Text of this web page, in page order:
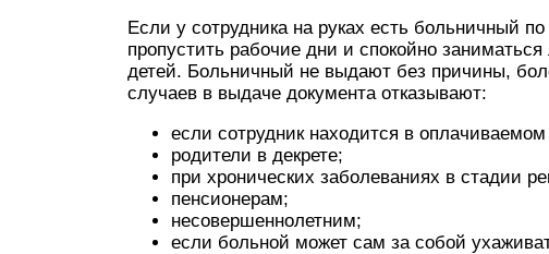
Если у сотрудника на руках есть больничный
пропустить рабочие дни и спокойно
детей. Больничный не выдают без причины,
случаев в выдаче документа отказывают:
если сотрудник находится в оплачиваемом
родители в декрете;
при хронических заболеваниях в стадии
пенсионерам;
несовершеннолетним;
если больной может сам за собой